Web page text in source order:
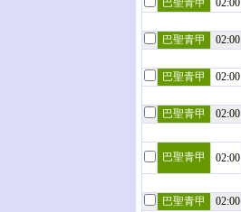
巴聖青甲
02:00
巴聖青甲
02:00
巴聖青甲
02:00
巴聖青甲
02:00
巴聖青甲
02:00
巴聖青甲
02:00